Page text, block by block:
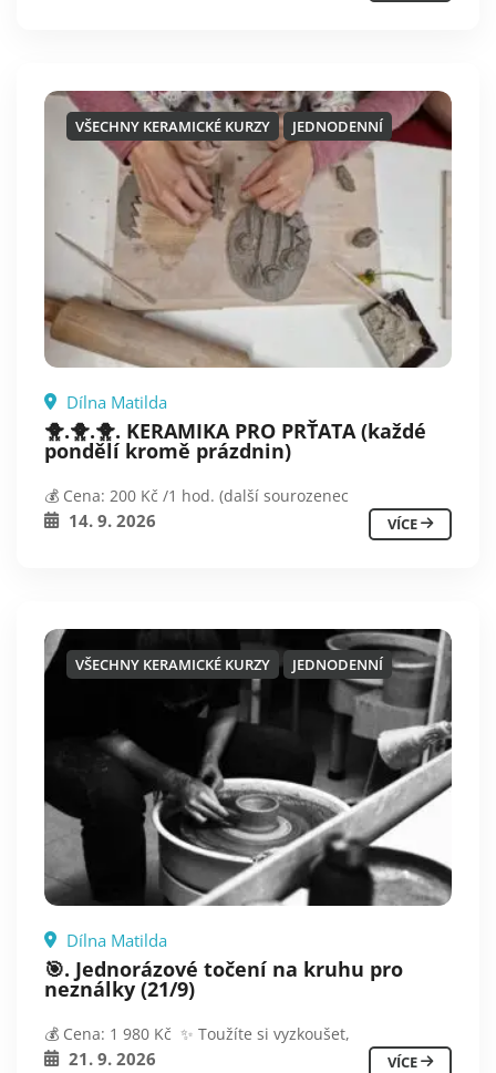
VŠECHNY KERAMICKÉ KURZY JEDNODENNÍ
Dílna Matilda
🐥.🐥.🐥. KERAMIKA PRO PRŤATA (každé
pondělí kromě prázdnin)
💰 Cena: 200 Kč /1 hod. (další sourozenec
14. 9. 2026 VÍCE
VŠECHNY KERAMICKÉ KURZY JEDNODENNÍ
Dílna Matilda
🎯. Jednorázové točení na kruhu pro
neználky (21/9)
💰 Cena: 1 980 Kč ✨ Toužíte si vyzkoušet,
21. 9. 2026 VÍCE